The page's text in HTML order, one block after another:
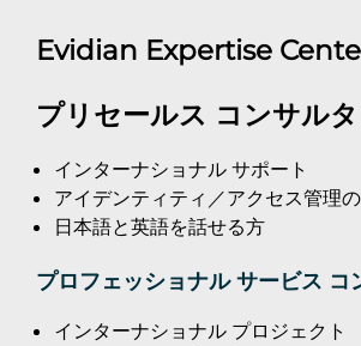
Evidian Expertise
プリセールス コンサル
インターナショナル サポート
アイデンティティ／アクセス管理
日本語と英語を話せる方
プロフェッショナル サービス コ
インターナショナル プロジェクト